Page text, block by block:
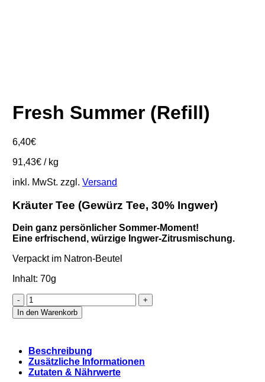
Fresh Summer (Refill)
6,40€
91,43€ / kg
inkl. MwSt. zzgl. Versand
Kräuter Tee (Gewürz Tee, 30% Ingwer)
Dein ganz persönlicher Sommer-Moment!
Eine erfrischend, würzige Ingwer-Zitrusmischung.
Verpackt im Natron-Beutel
Inhalt: 70g
Fresh
Summer
(Refill)
In den Warenkorb
Beschreibung
Zusätzliche Informationen
Zutaten & Nährwerte